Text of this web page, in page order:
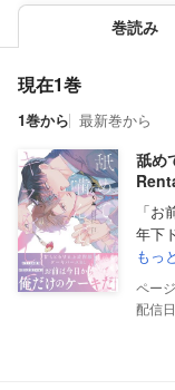
巻読み
現在1巻
1巻から 最新巻から
舐め
「お
年下
もっ
配信